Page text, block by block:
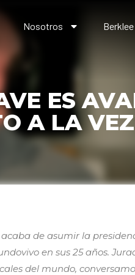
Nosotros Berklee
ES
A LA
de asumir la
en sus 25 años.
del mundo,